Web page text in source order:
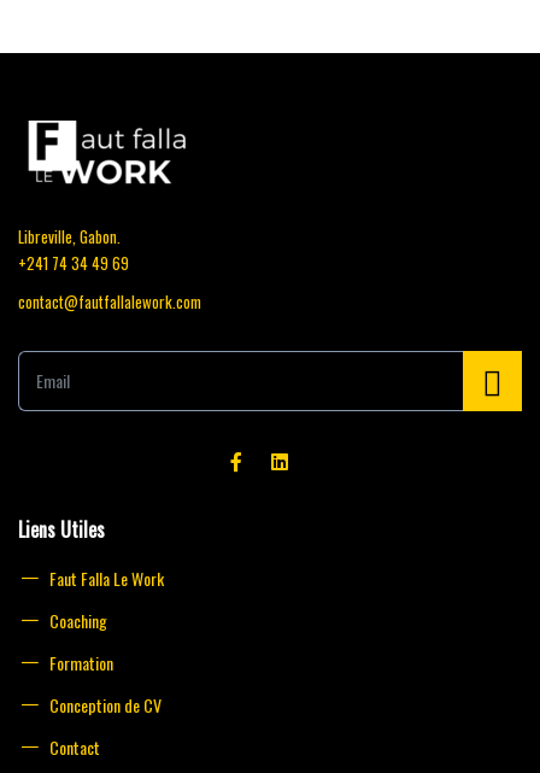
Libreville, Gabon.
+241 74 34 49 69
contact@fautfallalework.com
E
a
Liens Utiles
Faut Falla Le Work
Coaching
Formation
Conception de CV
Contact